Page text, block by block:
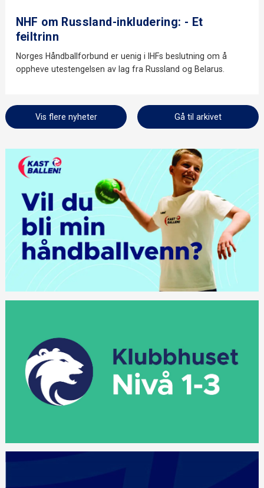
NHF om Russland-inkludering: - Et
feiltrinn
Norges Håndballforbund er uenig i IHFs beslutning om å
oppheve utestengelsen av lag fra Russland og Belarus.
Vis flere nyheter Gå til arkivet